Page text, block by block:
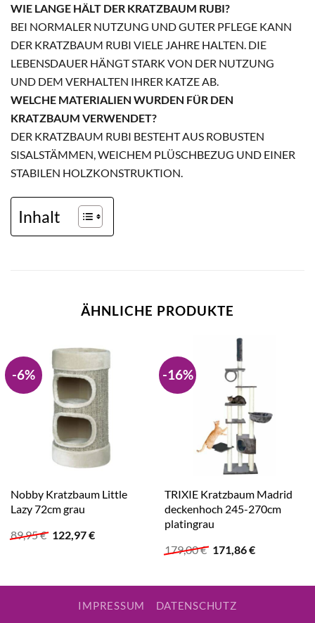
WIE LANGE HÄLT DER KRATZBAUM RUBI?
BEI NORMALER NUTZUNG UND GUTER PFLEGE KANN
DER KRATZBAUM RUBI VIELE JAHRE HALTEN. DIE
LEBENSDAUER HÄNGT STARK VON DER NUTZUNG
UND DEM VERHALTEN IHRER KATZE AB.
WELCHE MATERIALIEN WURDEN FÜR DEN
KRATZBAUM VERWENDET?
DER KRATZBAUM RUBI BESTEHT AUS ROBUSTEN
SISALSTÄMMEN, WEICHEM PLÜSCHBEZUG UND EINER
STABILEN HOLZKONSTRUKTION.
Inhalt
ÄHNLICHE PRODUKTE
-6%
Nobby Kratzbaum Little
Lazy 72cm grau
89,95€ Ursprünglicher
Preis
122,97€Aktueller
-16%
TRIXIE Kratzbaum Madrid
deckenhoch 245-270cm
platingrau
179,00€ Ursprünglicher
Preis
179,00 €
171,86€Aktueller
171,86 €.
IMPRESSUM DATENSCHUTZ